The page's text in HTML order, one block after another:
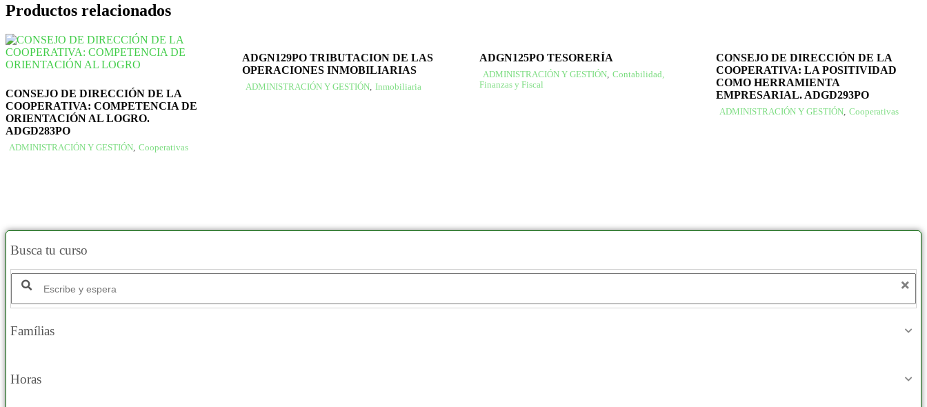
Productos relacionados
CONSEJO DE DIRECCIÓN DE LA
COOPERATIVA: COMPETENCIA DE
ORIENTACIÓN AL LOGRO.
ADGD283PO
ADMINISTRACIÓN Y GESTIÓN Cooperativas
ADGN129PO TRIBUTACION DE LAS
OPERACIONES INMOBILIARIAS
ADMINISTRACIÓN Y GESTIÓN Inmobiliaria
ADGN125PO TESORERÍA
ADMINISTRACIÓN Y GESTIÓN, Contabilidad,
Finanzas y Fiscal
CONSEJO DE DIRECCIÓN DE LA
COOPERATIVA: LA POSITIVIDAD
COMO HERRAMIENTA
EMPRESARIAL. ADGD293PO
ADMINISTRACIÓN Y GESTIÓN, Cooperativas
Busca tu curso
Famílias
Horas